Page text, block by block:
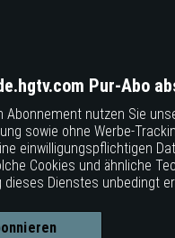
Pur-Abo
Abonnement nutzen Sie
sowie ohne Werbe-
einwilligungspflichtigen
Cookies und ähnliche
dieses Dienstes unbedingt